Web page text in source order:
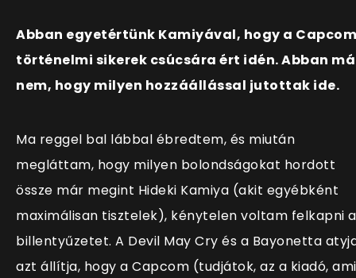
Abban egyetértünk Kamiyával, hogy a Capcom
történelmi sikerek csúcsára ért idén. Abban
nem, hogy milyen hozzáállással jutottak ide.
Ma reggel bal lábbal ébredtem, és miután
megláttam, hogy milyen bolondságokat hordott
össze már megint Hideki Kamiya (akit egyébként
maximálisan tisztelek), kénytelen voltam felkapni a
billentyűzetet. A Devil May Cry és a Bayonetta
azt állítja, hogy a Capcom (tudjátok, az a kiadó, ami